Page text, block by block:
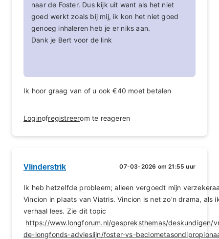
naar de Foster. Dus kijk uit want als het niet
goed werkt zoals bij mij, ik kon het niet goed
genoeg inhaleren heb je er niks aan.
Dank je Bert voor de link
Ik hoor graag van of u ook €40 moet betalen
Loginofregistreerom te reageren
Vlinderstrik 07-03-2026 om 21:55 uur
Ik heb hetzelfde probleem; alleen vergoedt mijn
Vincion in plaats van Viatris. Vincion is net zo'n drama, als
verhaal lees. Zie dit topic
https://www.longforum.nl/gespreksthemas/deskundigen/
de-longfonds-advieslijn/foster-vs-